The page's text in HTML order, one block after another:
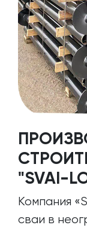
"SVAI-
Компания
сваи в